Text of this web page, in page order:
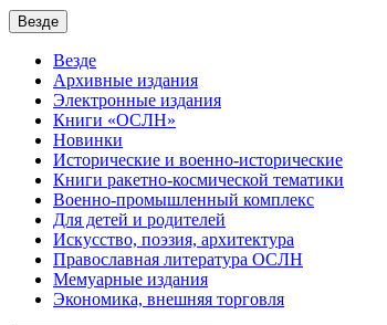
Везде
Везде
Архивные издания
Электронные издания
Книги «ОСЛН»
Новинки
Исторические и военно-исторические
Книги ракетно-космической тематики
Военно-промышленный комплекс
Для детей и родителей
Искусство, поэзия, архитектура
Православная литература ОСЛН
Мемуарные издания
Экономика, внешняя торговля